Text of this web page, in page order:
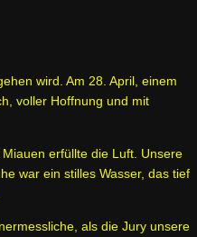
wird. Am 28. April, einem
voller Hoffnung und mit
erfüllte die Luft. Unsere
war ein stilles Wasser, das tief
als die Jury unsere